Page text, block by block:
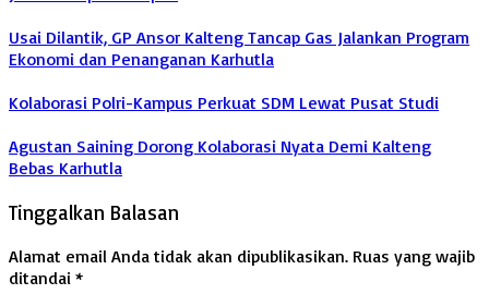
Usai Dilantik, GP Ansor Kalteng Tancap Gas Jalankan Program
Ekonomi dan Penanganan Karhutla
Kolaborasi Polri-Kampus Perkuat SDM Lewat Pusat Studi
Agustan Saining Dorong Kolaborasi Nyata Demi Kalteng
Bebas Karhutla
Tinggalkan Balasan
Alamat email Anda tidak akan dipublikasikan. Ruas yang wajib
ditandai *